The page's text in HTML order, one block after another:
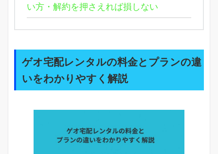
い方・解約を押さえれば損しない
ゲオ宅配レンタルの料金とプランの違
いをわかりやすく解説